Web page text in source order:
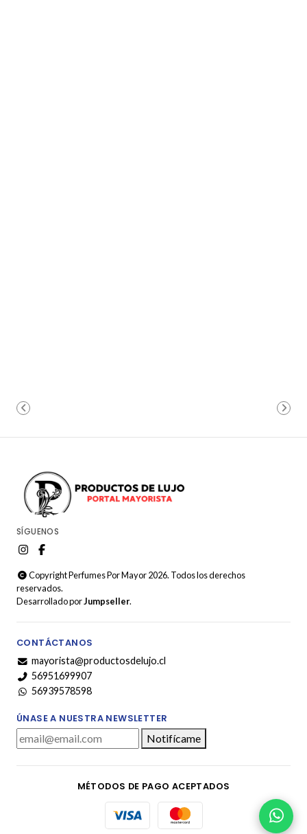
SÍGUENOS
Copyright Perfumes Por Mayor 2026. Todos los derechos
reservados.
Desarrollado porJumpseller.
CONTÁCTANOS
mayorista@productosdelujo.cl
56951699907
56939578598
ÚNASE A NUESTRA NEWSLETTER
Notifícame
MÉTODOS DE PAGO ACEPTADOS